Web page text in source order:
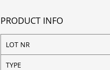
PRODUCT INFO
LOT NR
TYPE